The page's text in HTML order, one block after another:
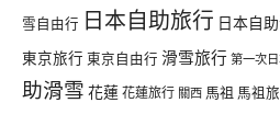
雪自由行 日本自助旅行 日本自
東京旅行 東京自由行 滑雪旅行 第一次
助滑雪 花蓮花蓮旅行 關西 馬祖 馬祖